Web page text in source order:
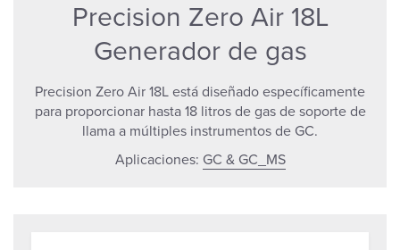
Precision Zero Air 18L
Generador de gas
Precision Zero Air 18L está diseñado específicamente
para proporcionar hasta 18 litros de gas de soporte de
llama a múltiples instrumentos de GC.
Aplicaciones: GC & GC_MS